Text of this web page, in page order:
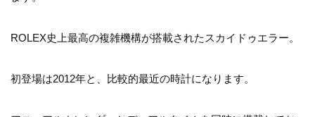
ROLEX史上最高の複雑機構が搭載されたスカイドゥエラー。
初登場は2012年と、比較的最近の時計になります。